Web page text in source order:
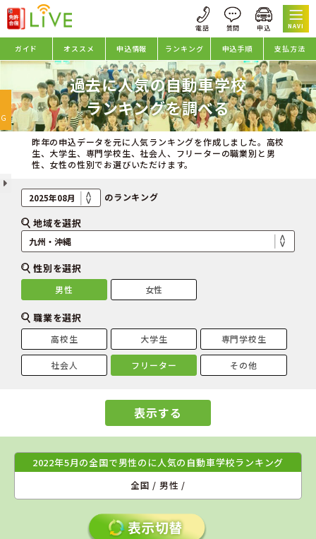
NAVI
ガイド オススメ 申込情報 ランキング 申込手順 支払方法
過去に人気の自動車学校
ランキングを調べる
昨年の申込データを元に人気ランキングを作成しました。高校
生、大学生、専門学校生、社会人、フリーターの職業別と男
性、女性の性別でお選びいただけます。
のランキング
地域を選択
性別を選択
男性 女性
職業を選択
高校生 大学生 専門学校生
社会人 フリーター その他
表示する
2022年5月の全国で男性のに人気の自動車学校ランキング
全国 / 男性 /